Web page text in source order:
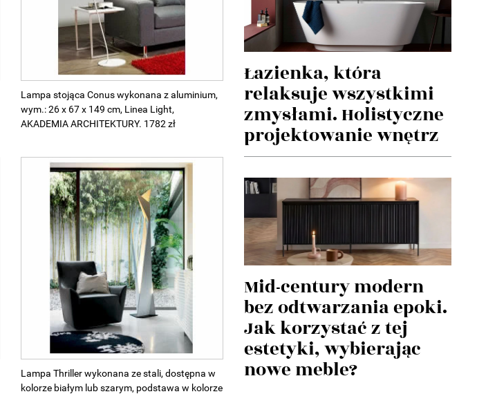
Lampa stojąca Conus wykonana z aluminium,
wym.: 26 x 67 x 149 cm, Linea Light,
AKADEMIA ARCHITEKTURY. 1782 zł
Lampa Thriller wykonana ze stali, dostępna w
kolorze białym lub szarym, podstawa w kolorze
Łazienka, która
relaksuje wszystkimi
zmysłami. Holistyczne
projektowanie wnętrz
Mid-century modern
bez odtwarzania epoki.
Jak korzystać z tej
estetyki, wybierając
nowe meble?